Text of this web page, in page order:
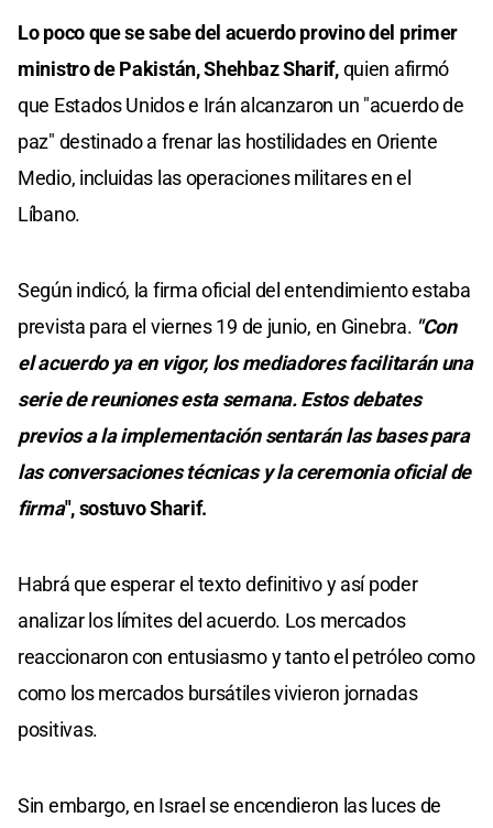
Lo poco que se sabe del acuerdo provino del primer
ministro de Pakistán, Shehbaz Sharif,quien afirmó
que Estados Unidos e Irán alcanzaron un "acuerdo de
paz" destinado a frenar las hostilidades en Oriente
Medio, incluidas las operaciones militares en el
Líbano.
Según indicó, la firma oficial del entendimiento estaba
prevista para el viernes 19 de junio, en Ginebra. "Con
el acuerdo ya en vigor, los mediadores facilitarán una
serie de reuniones esta semana. Estos debates
previos a la implementación sentarán las bases para
las conversaciones técnicas y la ceremonia oficial de
firma", sostuvo Sharif.
Habrá que esperar el texto definitivo y así poder
analizar los límites del acuerdo. Los mercados
reaccionaron con entusiasmo y tanto el petróleo como
como los mercados bursátiles vivieron jornadas
positivas.
Sin embargo, en Israel se encendieron las luces de